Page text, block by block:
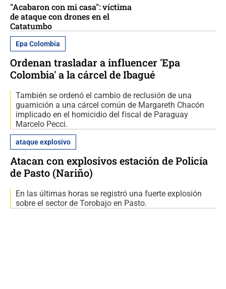
"Acabaron con mi casa": víctima
de ataque con drones en el
Catatumbo
Epa Colombia
Ordenan trasladar a influencer 'Epa
Colombia' a la cárcel de Ibagué
También se ordenó el cambio de reclusión de una
guarnición a una cárcel común de Margareth Chacón
implicado en el homicidio del fiscal de Paraguay
Marcelo Pecci.
ataque explosivo
Atacan con explosivos estación de Policía
de Pasto (Nariño)
En las últimas horas se registró una fuerte explosión
sobre el sector de Torobajo en Pasto.